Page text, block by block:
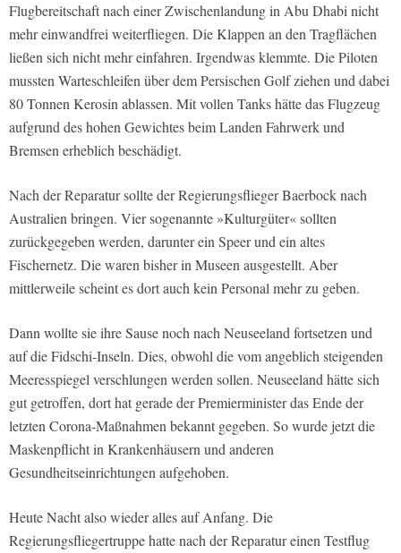
Flugbereitschaft nach einer Zwischenlandung in Abu Dhabi nicht
mehr einwandfrei weiterfliegen. Die Klappen an den Tragflächen
ließen sich nicht mehr einfahren. Irgendwas klemmte. Die Piloten
mussten Warteschleifen über dem Persischen Golf ziehen und dabei
80 Tonnen Kerosin ablassen. Mit vollen Tanks hätte das Flugzeug
aufgrund des hohen Gewichtes beim Landen Fahrwerk und
Bremsen erheblich beschädigt.
Nach der Reparatur sollte der Regierungsflieger Baerbock nach
Australien bringen. Vier sogenannte »Kulturgüter« sollten
zurückgegeben werden, darunter ein Speer und ein altes
Fischernetz. Die waren bisher in Museen ausgestellt. Aber
mittlerweile scheint es dort auch kein Personal mehr zu geben.
Dann wollte sie ihre Sause noch nach Neuseeland fortsetzen und
auf die Fidschi-Inseln. Dies, obwohl die vom angeblich steigenden
Meeresspiegel verschlungen werden sollen. Neuseeland hätte sich
gut getroffen, dort hat gerade der Premierminister das Ende der
letzten Corona-Maßnahmen bekannt gegeben. So wurde jetzt die
Maskenpflicht in Krankenhäusern und anderen
Gesundheitseinrichtungen aufgehoben.
Heute Nacht also wieder alles auf Anfang. Die
Regierungsfliegertruppe hatte nach der Reparatur einen Testflug